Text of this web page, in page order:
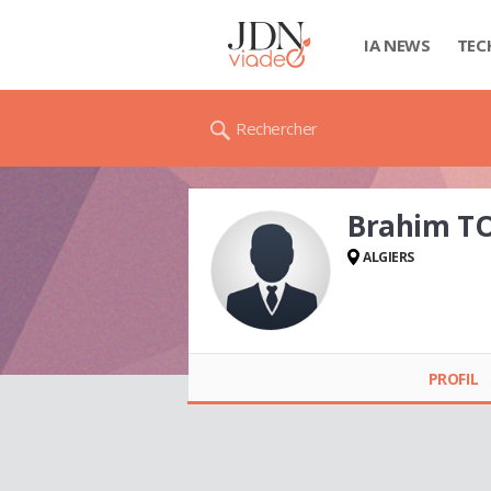
IA NEWS
Rechercher
Brahim
ALGIERS
PROFIL